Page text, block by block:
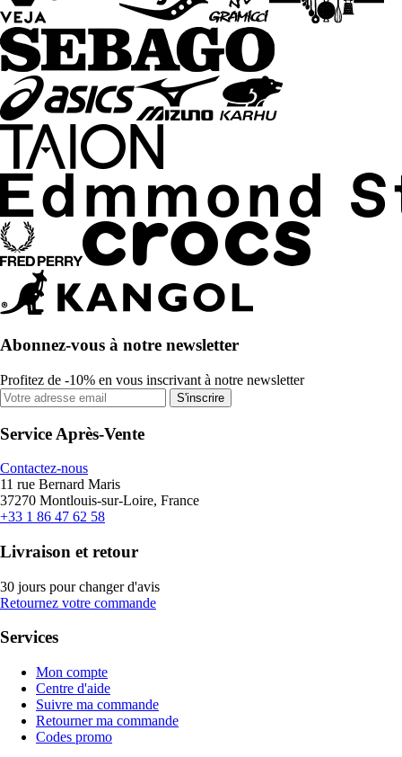
Abonnez-vous à notre newsletter
Profitez de -10% en vous inscrivant à notre newsletter
S'inscrire
Service Après-Vente
Contactez-nous
11 rue Bernard Maris
37270 Montlouis-sur-Loire, France
+33 1 86 47 62 58
Livraison et retour
30 jours pour changer d'avis
Retournez votre commande
Services
Mon compte
Centre d'aide
Suivre ma commande
Retourner ma commande
Codes promo